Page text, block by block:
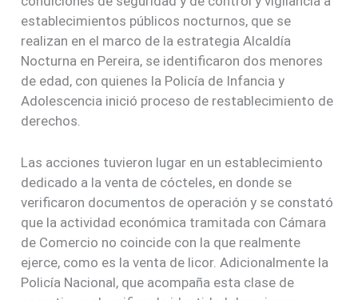
establecimientos públicos nocturnos, que se
realizan en el marco de la estrategia Alcaldía
Nocturna en Pereira, se identificaron dos menores
de edad, con quienes la Policía de Infancia y
Adolescencia inició proceso de restablecimiento de
derechos.
Las acciones tuvieron lugar en un establecimiento
dedicado a la venta de cócteles, en donde se
verificaron documentos de operación y se constató
que la actividad económica tramitada con Cámara
de Comercio no coincide con la que realmente
ejerce, como es la venta de licor. Adicionalmente la
Policía Nacional, que acompaña esta clase de